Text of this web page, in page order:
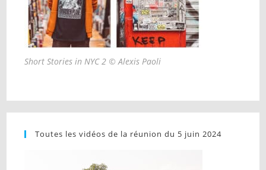
Short Stories in NYC 2 © Alexis Paoli
Toutes les vidéos de la réunion du 5 juin 2024